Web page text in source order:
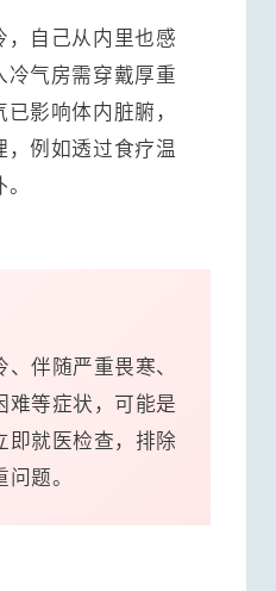
，自己从内里也感
冷气房需穿戴厚重
影响体内脏腑，
，例如透过食疗温
伴随严重畏寒、
难等症状，可能是
即就医检查，排除
题。